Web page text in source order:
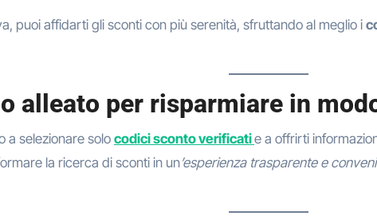
puoi affidarti gli sconti con più serenità, sfruttando al meglio i
alleato per risparmiare in
a selezionare solo codici sconto verificatie a offrirti
la ricerca di sconti in un’esperienza trasparente e